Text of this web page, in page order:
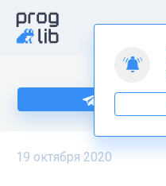
19 октября 2020